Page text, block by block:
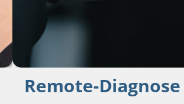
Remote-Diagnose